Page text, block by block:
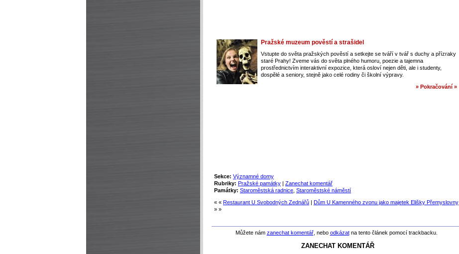
Pražské muzeum pověstí a strašidel
Vstupte do světa pražských pověstí a setkejte se tváří v tvář s duchy a přízraky
staré Prahy! Zveme vás do světa plného humoru, poezie a tajemna
prostřednictvím interaktivní expozice, která osloví nejen děti, ale i studenty,
dospělé a seniory, stejně jako celé rodiny či školní výpravy.
» Pokračování »
Sekce: Významné domy
Rubriky: Pražské památky | Zanechat komentář
Památky: Staroměstská radnice Staroměstské náměstí
« « Restaurant U Svobodných Zednářů | Dům U Kamenného zvonu jako majetek Elišky Přemyslovny
» »
Můžete nám zanechat komentář, nebo odkázatna tento článek pomocí trackbacku.
ZANECHAT KOMENTÁŘ